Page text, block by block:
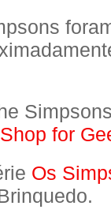
Shop for
Os